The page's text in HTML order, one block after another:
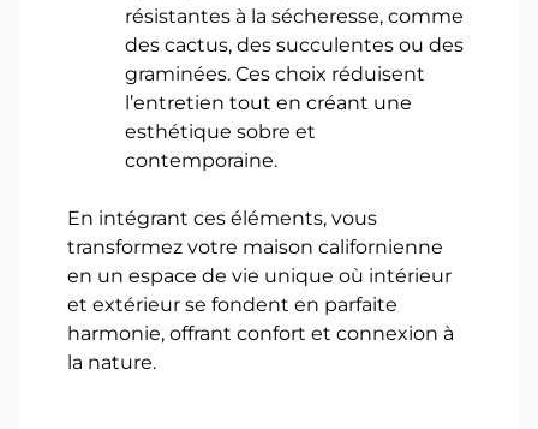
résistantes à la sécheresse, comme
des cactus, des succulentes ou des
graminées. Ces choix réduisent
l’entretien tout en créant une
esthétique sobre et
contemporaine.
En intégrant ces éléments, vous
transformez votre maison californienne
en un espace de vie unique où intérieur
et extérieur se fondent en parfaite
harmonie, offrant confort et connexion à
la nature.